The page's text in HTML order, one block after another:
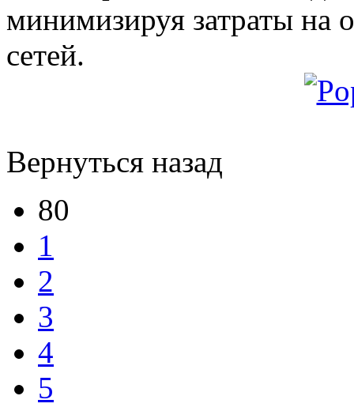
минимизируя затраты на
сетей.
Вернуться назад
80
1
2
3
4
5